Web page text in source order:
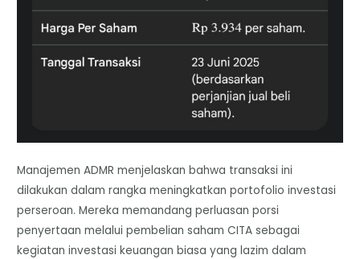
Manajemen ADMR menjelaskan bahwa transaksi ini
dilakukan dalam rangka meningkatkan portofolio investasi
perseroan. Mereka memandang perluasan porsi
penyertaan melalui pembelian saham CITA sebagai
kegiatan investasi keuangan biasa yang lazim dalam